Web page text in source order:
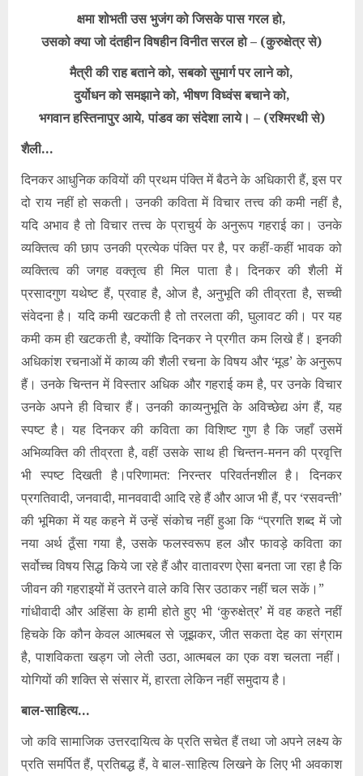
क्षमा शोभती उस भुजंग को जिसके पास गरल हो,
उसको क्या जो दंतहीन विषहीन विनीत सरल हो – (कुरुक्षेत्र से)
मैत्री की राह बताने को, सबको सुमार्ग पर लाने को,
दुर्योधन को समझाने को, भीषण विध्वंस बचाने को,
भगवान हस्तिनापुर आये, पांडव का संदेशा लाये। – (रश्मिरथी से)
शैली…
दिनकर आधुनिक कवियों की प्रथम पंक्ति में बैठने के अधिकारी हैं, इस पर
दो राय नहीं हो सकती। उनकी कविता में विचार तत्त्व की कमी नहीं है,
यदि अभाव है तो विचार तत्त्व के प्राचुर्य के अनुरूप गहराई का। उनके
व्यक्तित्व की छाप उनकी प्रत्येक पंक्ति पर है, पर कहीं-कहीं भावक को
व्यक्तित्व की जगह वक्तृत्व ही मिल पाता है। दिनकर की शैली में
प्रसादगुण यथेष्ट हैं, प्रवाह है, ओज है, अनुभूति की तीव्रता है, सच्ची
संवेदना है। यदि कमी खटकती है तो तरलता की, घुलावट की। पर यह
कमी कम ही खटकती है, क्योंकि दिनकर ने प्रगीत कम लिखे हैं। इनकी
अधिकांश रचनाओं में काव्य की शैली रचना के विषय और ‘मूड’ के अनुरूप
हैं। उनके चिन्तन में विस्तार अधिक और गहराई कम है, पर उनके विचार
उनके अपने ही विचार हैं। उनकी काव्यनुभूति के अविच्छेद्य अंग हैं, यह
स्पष्ट है। यह दिनकर की कविता का विशिष्ट गुण है कि जहाँ उसमें
अभिव्यक्ति की तीव्रता है, वहीं उसके साथ ही चिन्तन-मनन की प्रवृत्ति
भी स्पष्ट दिखती है।परिणामत: निरन्तर परिवर्तनशील है। दिनकर
प्रगतिवादी, जनवादी, मानववादी आदि रहे हैं और आज भी हैं, पर ‘रसवन्ती’
की भूमिका में यह कहने में उन्हें संकोच नहीं हुआ कि “प्रगति शब्द में जो
नया अर्थ ठूँसा गया है, उसके फलस्वरूप हल और फावड़े कविता का
सर्वोच्च विषय सिद्ध किये जा रहे हैं और वातावरण ऐसा बनता जा रहा है कि
जीवन की गहराइयों में उतरने वाले कवि सिर उठाकर नहीं चल सकें।”
गांधीवादी और अहिंसा के हामी होते हुए भी ‘कुरुक्षेत्र’ में वह कहते नहीं
हिचके कि कौन केवल आत्मबल से जूझकर, जीत सकता देह का संग्राम
है, पाशविकता खड्ग जो लेती उठा, आत्मबल का एक वश चलता नहीं।
योगियों की शक्ति से संसार में, हारता लेकिन नहीं समुदाय है।
बाल-साहित्य…
जो कवि सामाजिक उत्तरदायित्व के प्रति सचेत हैं तथा जो अपने लक्ष्य के
प्रति समर्पित हैं, प्रतिबद्ध हैं, वे बाल-साहित्य लिखने के लिए भी अवकाश